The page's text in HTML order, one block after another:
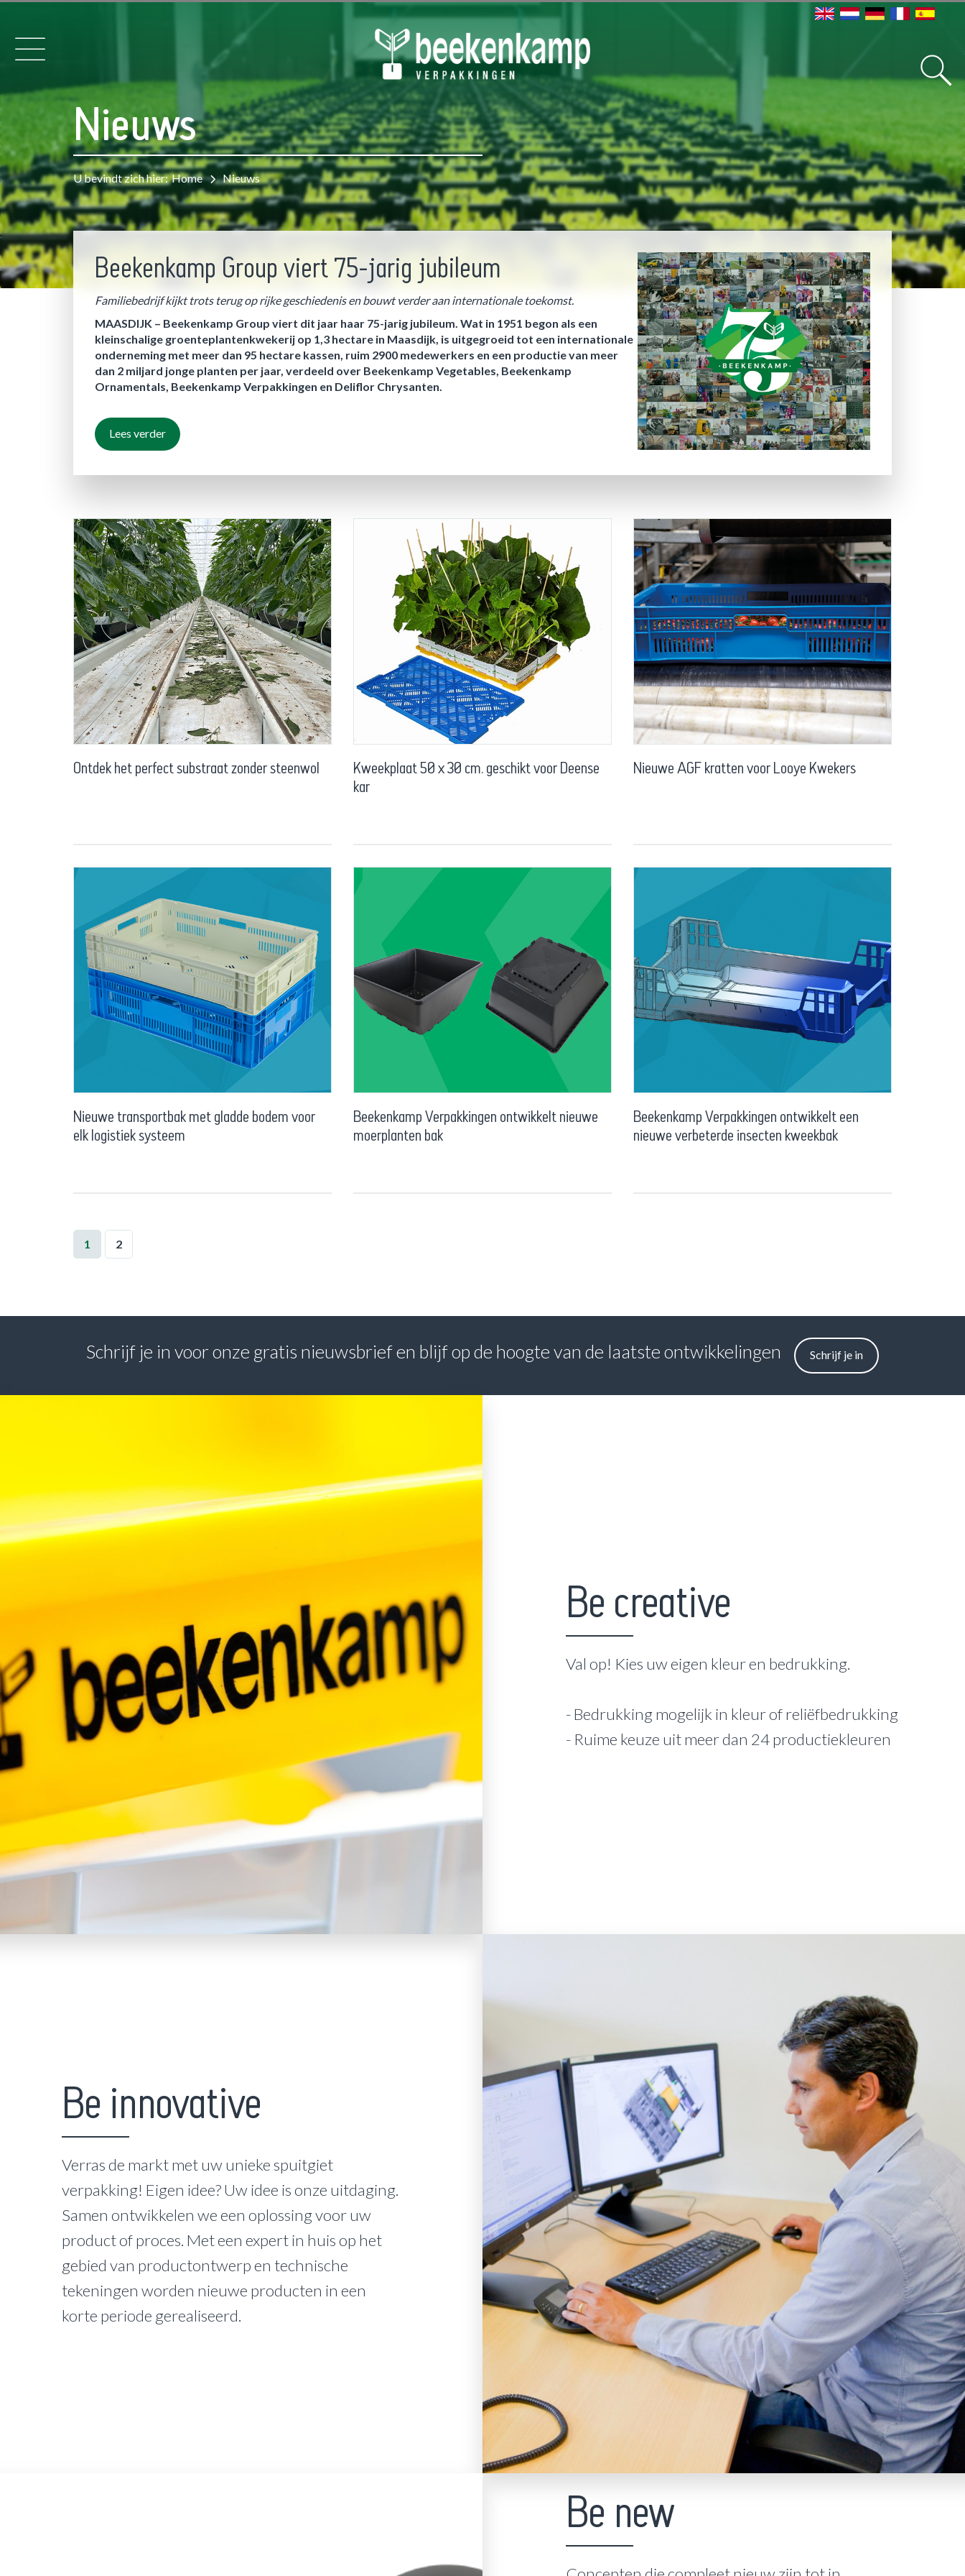
Nieuws
U bevindt zich hier: Home Nieuws
Beekenkamp Group viert 75-jarig jubileum
Familiebedrijf kijkt trots terug op rijke geschiedenis en bouwt verder aan internationale toekomst.
MAASDIJK – Beekenkamp Group viert dit jaar haar 75-jarig jubileum. Wat in 1951 begon als een
kleinschalige groenteplantenkwekerij op 1,3 hectare in Maasdijk, is uitgegroeid tot een internationale
onderneming met meer dan 95 hectare kassen, ruim 2900 medewerkers en een productie van meer
dan 2 miljard jonge planten per jaar, verdeeld over Beekenkamp Vegetables, Beekenkamp
Ornamentals, Beekenkamp Verpakkingen en Deliflor Chrysanten.
Lees verder
Ontdek het perfect substraat zonder steenwol
Kweekplaat 50 x 30 cm. geschikt voor Deense
kar
Nieuwe AGF kratten voor Looye Kwekers
Nieuwe transportbak met gladde bodem voor
elk logistiek systeem
Beekenkamp Verpakkingen ontwikkelt nieuwe
moerplanten bak
Beekenkamp Verpakkingen ontwikkelt een
nieuwe verbeterde insecten kweekbak
1 2
Schrijf je in voor onze gratis nieuwsbrief en blijf op de hoogte van de laatste ontwikkelingen Schrijf je in
Be creative
Val op! Kies uw eigen kleur en bedrukking.
- Bedrukking mogelijk in kleur of reliëfbedrukking
- Ruime keuze uit meer dan 24 productiekleuren
Be innovative
Verras de markt met uw unieke spuitgiet
verpakking! Eigen idee? Uw idee is onze uitdaging.
Samen ontwikkelen we een oplossing voor uw
product of proces. Met een expert in huis op het
gebied van productontwerp en technische
tekeningen worden nieuwe producten in een
korte periode gerealiseerd.
Be new